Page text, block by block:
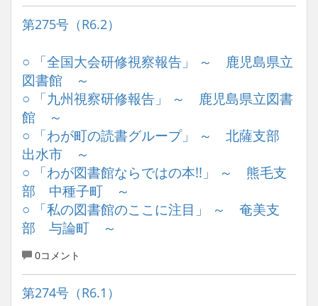
第275号（R6.2）
○ 「全国大会研修視察報告」 ～ 鹿児島県立
図書館 ～
○ 「九州視察研修報告」 ～ 鹿児島県立図書
館 ～
○ 「わが町の読書グループ」 ～ 北薩支部
出水市 ～
○ 「わが図書館ならではの本!!」 ～ 熊毛支
部 中種子町 ～
○ 「私の図書館のここに注目」 ～ 奄美支
部 与論町 ～
0コメント
第274号（R6.1）